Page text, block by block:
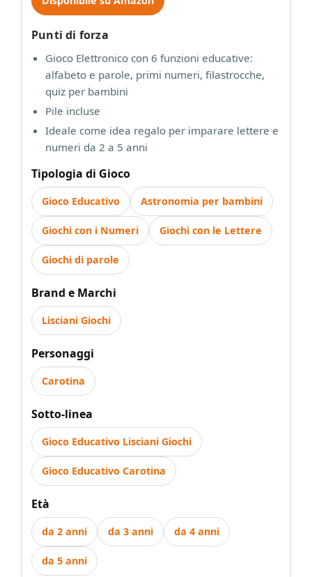
Punti di forza
Gioco Elettronico con 6 funzioni educative:
alfabeto e parole, primi numeri, filastrocche,
quiz per bambini
Pile incluse
Ideale come idea regalo per imparare lettere e
numeri da 2 a 5 anni
Tipologia di Gioco
Gioco Educativo Astronomia per bambini
Giochi con i Numeri Giochi con le Lettere
Giochi di parole
Brand e Marchi
Lisciani Giochi
Personaggi
Carotina
Sotto-linea
Gioco Educativo Lisciani Giochi
Gioco Educativo Carotina
Età
da 2 anni da 3 anni da 4 anni
da 5 anni